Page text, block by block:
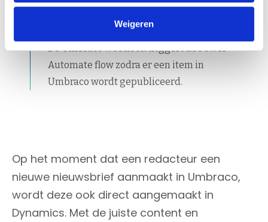
Weigeren
De Umbraco webhook triggert de Power
Automate flow zodra er een item in
Umbraco wordt gepubliceerd.
Op het moment dat een redacteur een
nieuwe nieuwsbrief aanmaakt in Umbraco,
wordt deze ook direct aangemaakt in
Dynamics. Met de juiste content en